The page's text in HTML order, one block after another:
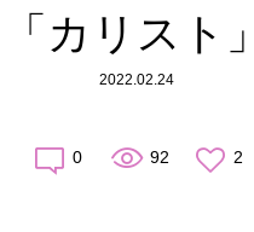
「カリスト」
2022.02.24
0 92 2